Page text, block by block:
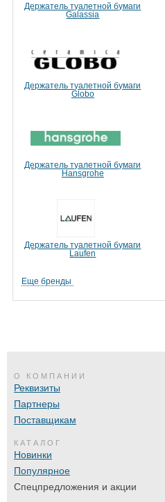
Держатель туалетной бумаги
Galassia
Держатель туалетной бумаги
Globo
Держатель туалетной бумаги
Hansgrohe
Держатель туалетной бумаги
Laufen
Еще бренды
О КОМПАНИИ
Реквизиты
Партнеры
Поставщикам
КАТАЛОГ
Новинки
Популярное
Спецпредложения и акции